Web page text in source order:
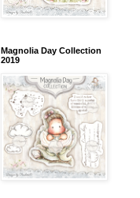
Magnolia Day Collection
2019